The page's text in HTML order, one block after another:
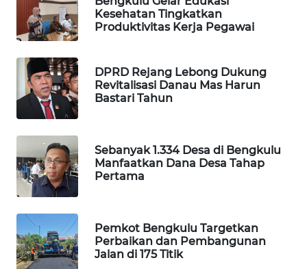
Kesehatan Tingkatkan
Produktivitas Kerja Pegawai
DPRD Rejang Lebong Dukung
Revitalisasi Danau Mas Harun
Bastari Tahun
Sebanyak 1.334 Desa di Bengkulu
Manfaatkan Dana Desa Tahap
Pertama
Pemkot Bengkulu Targetkan
Perbaikan dan Pembangunan
Jalan di 175 Titik
DESA
WISATA
WAHANA
Wahana
Network
KONSUMEN
LISTRIK
KELISTRIKAN
WALINKI